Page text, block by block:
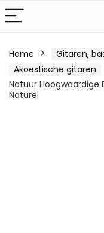
Home
Gitaren,
Akoestische gitaren
Natuur
Naturel